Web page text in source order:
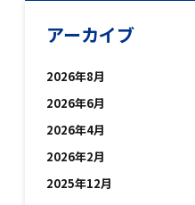
アーカイブ
2026年8月
2026年6月
2026年4月
2026年2月
2025年12月